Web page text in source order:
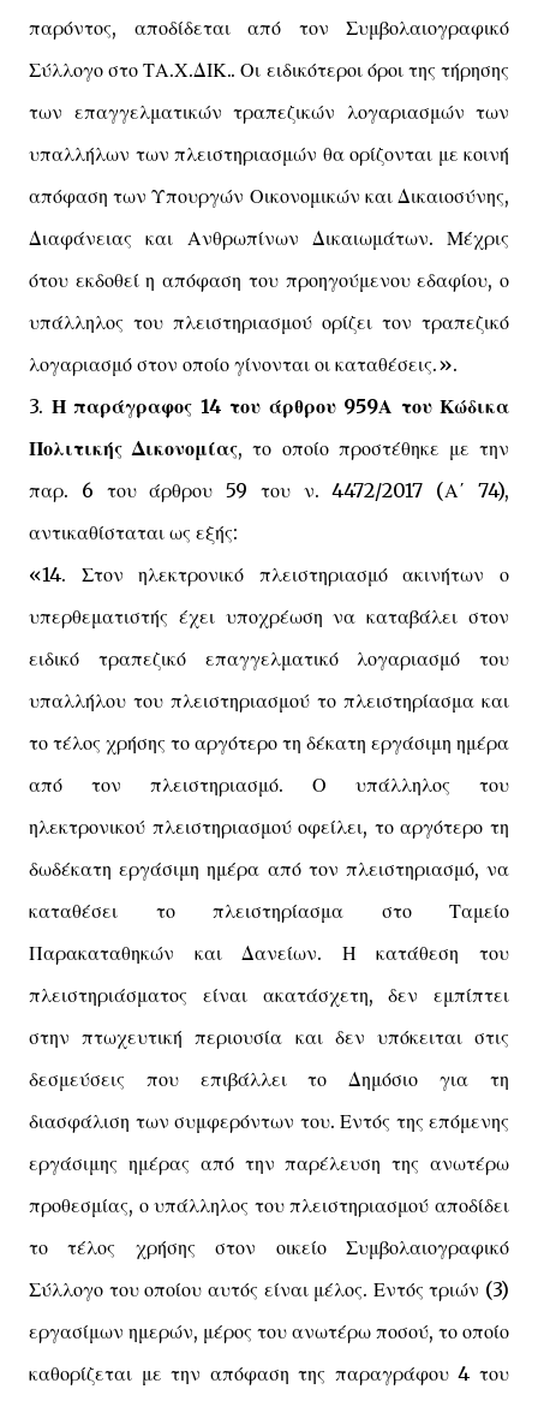
παρόντος, αποδίδεται από τον Συμβολαιογραφικό
Σύλλογο στο ΤΑ.Χ.ΔΙΚ.. Οι ειδικότεροι όροι της τήρησης
των επαγγελματικών τραπεζικών λογαριασμών των
υπαλλήλων των πλειστηριασμών θα ορίζονται με κοινή
απόφαση των Υπουργών Οικονομικών και Δικαιοσύνης,
Διαφάνειας και Ανθρωπίνων Δικαιωμάτων. Μέχρις
ότου εκδοθεί η απόφαση του προηγούμενου εδαφίου, ο
υπάλληλος του πλειστηριασμού ορίζει τον τραπεζικό
λογαριασμό στον οποίο γίνονται οι καταθέσεις.».
3. Η παράγραφος 14 του άρθρου 959Α του Κώδικα
Πολιτικής Δικονομίας, το οποίο προστέθηκε με την
παρ. 6 του άρθρου 59 του ν. 4472/2017 (Α΄ 74),
αντικαθίσταται ως εξής:
«14. Στον ηλεκτρονικό πλειστηριασμό ακινήτων ο
υπερθεματιστής έχει υποχρέωση να καταβάλει στον
ειδικό τραπεζικό επαγγελματικό λογαριασμό του
υπαλλήλου του πλειστηριασμού το πλειστηρίασμα και
το τέλος χρήσης το αργότερο τη δέκατη εργάσιμη ημέρα
από τον πλειστηριασμό. Ο υπάλληλος του
ηλεκτρονικού πλειστηριασμού οφείλει, το αργότερο τη
δωδέκατη εργάσιμη ημέρα από τον πλειστηριασμό, να
καταθέσει το πλειστηρίασμα στο Ταμείο
Παρακαταθηκών και Δανείων. Η κατάθεση του
πλειστηριάσματος είναι ακατάσχετη, δεν εμπίπτει
στην πτωχευτική περιουσία και δεν υπόκειται στις
δεσμεύσεις που επιβάλλει το Δημόσιο για τη
διασφάλιση των συμφερόντων του. Εντός της επόμενης
εργάσιμης ημέρας από την παρέλευση της ανωτέρω
προθεσμίας, ο υπάλληλος του πλειστηριασμού αποδίδει
το τέλος χρήσης στον οικείο Συμβολαιογραφικό
Σύλλογο του οποίου αυτός είναι μέλος. Εντός τριών (3)
εργασίμων ημερών, μέρος του ανωτέρω ποσού, το οποίο
καθορίζεται με την απόφαση της παραγράφου 4 του